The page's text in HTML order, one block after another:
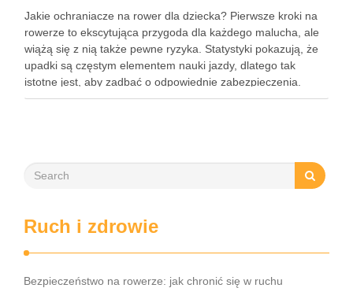
Jakie ochraniacze na rower dla dziecka? Pierwsze kroki na
rowerze to ekscytująca przygoda dla każdego malucha, ale
wiążą się z nią także pewne ryzyka. Statystyki pokazują, że
upadki są częstym elementem nauki jazdy, dlatego tak
istotne jest, aby zadbać o odpowiednie zabezpieczenia.
Ochraniacze na rower dla dzieci stanowią kluczowy element
Ruch i zdrowie
Bezpieczeństwo na rowerze: jak chronić się w ruchu